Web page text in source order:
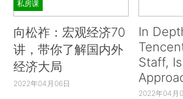
私房课
向松祚：宏观经济70
讲，带你了解国内外
经济大局
2022年04月06日
In
Staff, Is
2022年04月